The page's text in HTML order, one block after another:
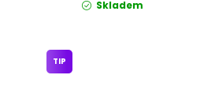
Skladem
TIP